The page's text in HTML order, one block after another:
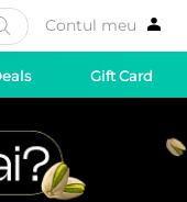
Contul meu
Gift Card